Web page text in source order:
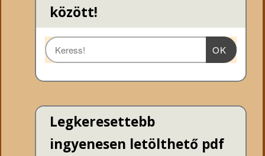
között!
OK
Legkeresettebb
ingyenesen letölthető pdf